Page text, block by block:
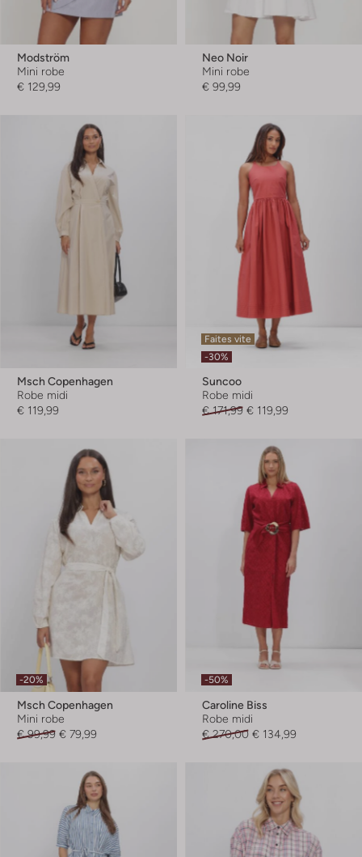
Modström
Mini robe
€ 129,99
Neo Noir
Mini robe
€ 99,99
Msch Copenhagen
Robe midi
€ 119,99
Faites vite
-30%
Suncoo
Robe midi
€ 171,99 € 119,99
-20%
Msch Copenhagen
Mini robe
€ 99,99 € 79,99
-50%
Caroline Biss
Robe midi
€ 270,00 € 134,99